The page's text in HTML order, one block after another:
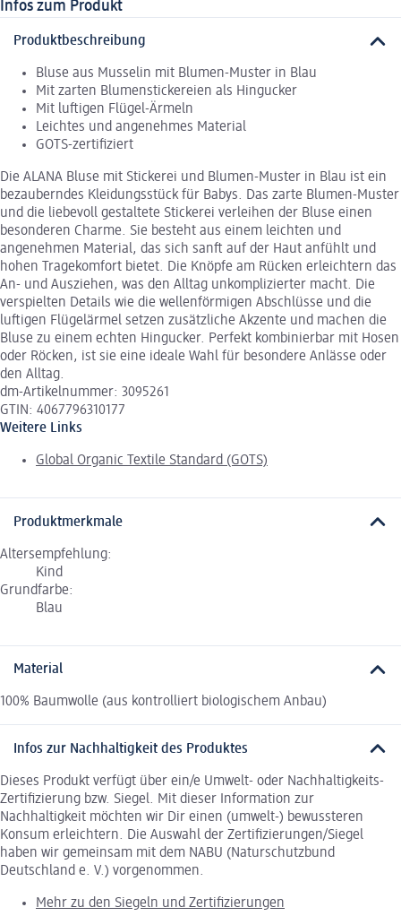
Infos zum Produkt
Produktbeschreibung
Bluse aus Musselin mit Blumen-Muster in Blau
Mit zarten Blumenstickereien als Hingucker
Mit luftigen Flügel-Ärmeln
Leichtes und angenehmes Material
GOTS-zertifiziert
Die ALANA Bluse mit Stickerei und Blumen-Muster in Blau ist ein
bezauberndes Kleidungsstück für Babys. Das zarte Blumen-Muster
und die liebevoll gestaltete Stickerei verleihen der Bluse einen
besonderen Charme. Sie besteht aus einem leichten und
angenehmen Material, das sich sanft auf der Haut anfühlt und
hohen Tragekomfort bietet. Die Knöpfe am Rücken erleichtern das
An- und Ausziehen, was den Alltag unkomplizierter macht. Die
verspielten Details wie die wellenförmigen Abschlüsse und die
luftigen Flügelärmel setzen zusätzliche Akzente und machen die
Bluse zu einem echten Hingucker. Perfekt kombinierbar mit Hosen
oder Röcken, ist sie eine ideale Wahl für besondere Anlässe oder
den Alltag.
dm-Artikelnummer: 3095261
GTIN: 4067796310177
Weitere Links
Global Organic Textile Standard (GOTS)
Produktmerkmale
Altersempfehlung:
Kind
Grundfarbe:
Blau
Material
100% Baumwolle (aus kontrolliert biologischem Anbau)
Infos zur Nachhaltigkeit des Produktes
Dieses Produkt verfügt über ein/e Umwelt- oder Nachhaltigkeits-
Zertifizierung bzw. Siegel. Mit dieser Information zur
Nachhaltigkeit möchten wir Dir einen (umwelt-) bewussteren
Konsum erleichtern. Die Auswahl der Zertifizierungen/Siegel
haben wir gemeinsam mit dem NABU (Naturschutzbund
Deutschland e. V.) vorgenommen.
Mehr zu den Siegeln und Zertifizierungen